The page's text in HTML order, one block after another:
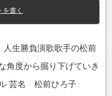
を書く
人生勝負演歌歌手の松前
角度から掘り下げていき
ル 芸名 松前ひろ子